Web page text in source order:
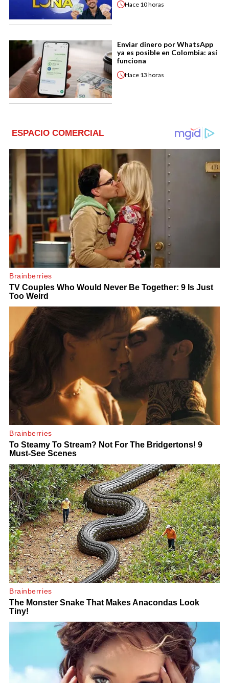
Hace 10 horas
Enviar dinero por WhatsApp
ya es posible en Colombia: así
funciona
Hace 13 horas